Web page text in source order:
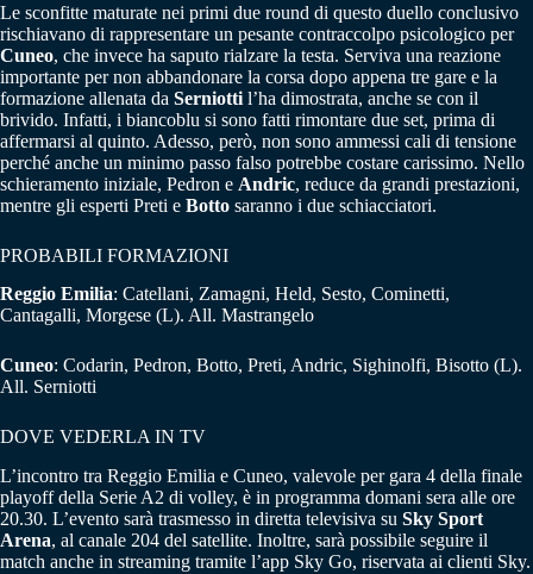
Le sconfitte maturate nei primi due round di questo duello conclusivo
rischiavano di rappresentare un pesante contraccolpo psicologico per
Cuneo, che invece ha saputo rialzare la testa. Serviva una reazione
importante per non abbandonare la corsa dopo appena tre gare e la
formazione allenata da Serniotti l’ha dimostrata, anche se con il
brivido. Infatti, i biancoblu si sono fatti rimontare due set, prima di
affermarsi al quinto. Adesso, però, non sono ammessi cali di tensione
perché anche un minimo passo falso potrebbe costare carissimo. Nello
schieramento iniziale, Pedron e Andric, reduce da grandi prestazioni,
mentre gli esperti Preti e Botto saranno i due schiacciatori.
PROBABILI FORMAZIONI
Reggio Emilia: Catellani, Zamagni, Held, Sesto, Cominetti,
Cantagalli, Morgese (L). All. Mastrangelo
Cuneo: Codarin, Pedron, Botto, Preti, Andric, Sighinolfi, Bisotto (L).
All. Serniotti
DOVE VEDERLA IN TV
L’incontro tra Reggio Emilia e Cuneo, valevole per gara 4 della finale
playoff della Serie A2 di volley, è in programma domani sera alle ore
20.30. L’evento sarà trasmesso in diretta televisiva su Sky Sport
Arena, al canale 204 del satellite. Inoltre, sarà possibile seguire il
match anche in streaming tramite l’app Sky Go, riservata ai clienti Sky.